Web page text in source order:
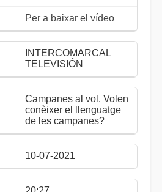
Per a baixar el vídeo
INTERCOMARCAL
TELEVISIÓN
Campanes al vol. Volen
conèixer el llenguatge
de les campanes?
10-07-2021